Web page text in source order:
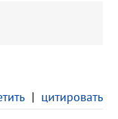
| цитировать